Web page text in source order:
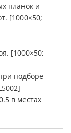
планок и
[1000×50;
[1000×50;
подборе
в местах